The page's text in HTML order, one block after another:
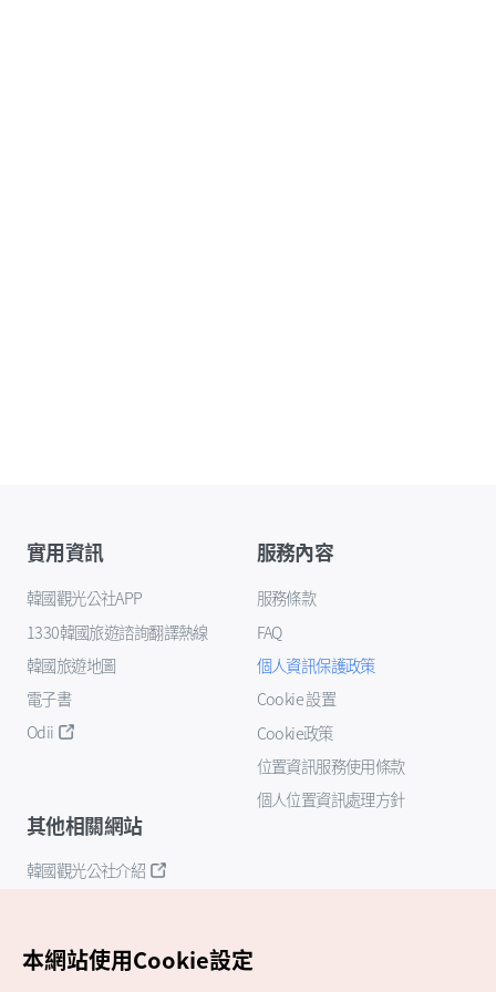
實用資訊
韓國觀光公社APP
1330韓國旅遊諮詢翻譯熱線
韓國旅遊地圖
電子書
Odii
服務內容
服務條款
FAQ
個人資訊保護政策
Cookie 設置
Cookie政策
位置資訊服務使用條款
個人位置資訊處理方針
其他相關網站
韓國觀光公社介紹
本網站使用Cookie設定